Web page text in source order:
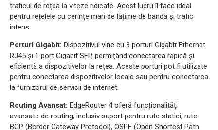
traficul de rețea la viteze ridicate. Acest lucru îl face ideal
pentru rețelele cu cerințe mari de lățime de bandă și trafic
intens.
Porturi Gigabit: Dispozitivul vine cu 3 porturi Gigabit Ethernet
RJ45 și 1 port Gigabit SFP, permițând conectarea rapidă și
eficientă a dispozitivelor la rețea. Aceste porturi pot fi utilizate
pentru conectarea dispozitivelor locale sau pentru conectarea
la furnizorul de servicii de internet.
Routing Avansat: EdgeRouter 4 oferă funcționalități
avansate de routing, inclusiv suport pentru rute statici, rute
BGP (Border Gateway Protocol), OSPF (Open Shortest Path